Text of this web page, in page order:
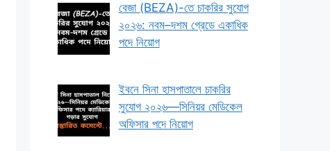
বেজা (BEZA)-তে চাকরির সুযোগ
২০২৬: নবম–দশম গ্রেডে একাধিক
পদে নিয়োগ
ইবনে সিনা হাসপাতালে চাকরির
সুযোগ ২০২৬—সিনিয়র মেডিকেল
অফিসার পদে নিয়োগ